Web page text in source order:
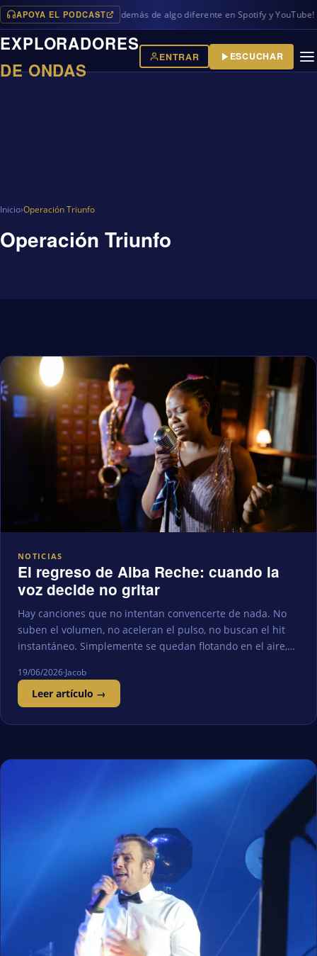
APOYA EL PODCAST
programas en iVoox, además de algo diferente en Spotify y YouTube!
EXPLORADORES
DE ONDAS
ENTRAR ESCUCHAR
Inicio›Operación Triunfo
Operación Triunfo
NOTICIAS
El regreso de Alba Reche: cuando la
voz decide no gritar
Hay canciones que no intentan convencerte de nada. No
suben el volumen, no aceleran el pulso, no buscan el hit
instantáneo. Simplemente se quedan flotando en el aire,…
19/06/2026·Jacob
Leer artículo →